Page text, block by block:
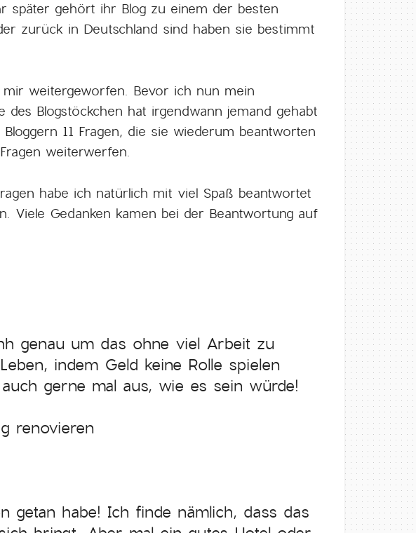
später gehört ihr Blog zu einem der besten
zurück in Deutschland sind haben sie bestimmt
mir weitergeworfen. Bevor ich nun mein
Blogstöckchen hat irgendwann jemand gehabt
11 Fragen, die sie wiederum beantworten
weiterwerfen.
habe ich natürlich mit viel Spaß beantwortet
Viele Gedanken kamen bei der Beantwortung auf
genau um das ohne viel Arbeit zu
indem Geld keine Rolle spielen
gerne mal aus, wie es sein würde!
renovieren
getan habe! Ich finde nämlich, dass das